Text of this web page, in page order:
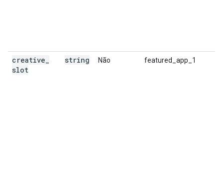
creative
slot
string Não featured_app_1